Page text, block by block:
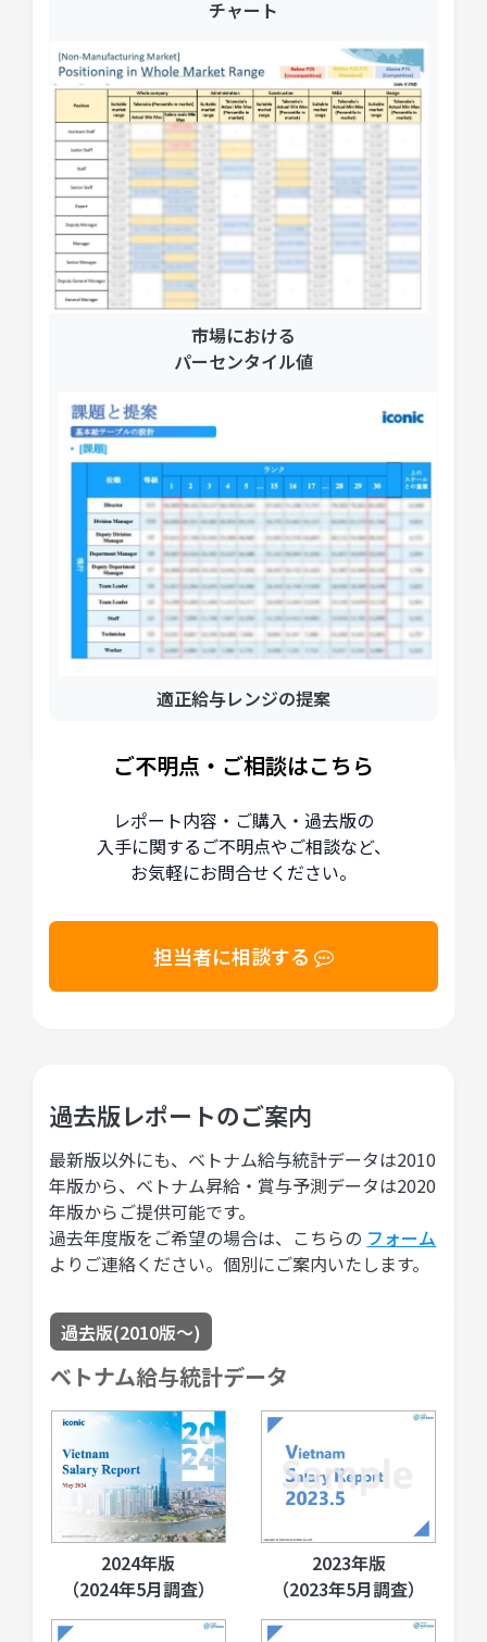
チャート
市場における
パーセンタイル値
適正給与レンジの提案
ご不明点・ご相談はこちら
レポート内容・ご購入・過去版の
入手に関するご不明点やご相談など、
お気軽にお問合せください。
担当者に相談する
過去版レポートのご案内
最新版以外にも、ベトナム給与統計データは2010
年版から、ベトナム昇給・賞与予測データは2020
年版からご提供可能です。
過去年度版をご希望の場合は、こちらの フォーム
よりご連絡ください。個別にご案内いたします。
過去版(2010版〜)
ベトナム給与統計データ
2024年版
（2024年5月調査）
2023年版
（2023年5月調査）